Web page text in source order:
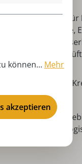
Nicht geeignet
Kleinteile,
sind auf
Schadstoffe
EN 71.
Konzentration,
aus dem
können... Mehr
akzeptieren